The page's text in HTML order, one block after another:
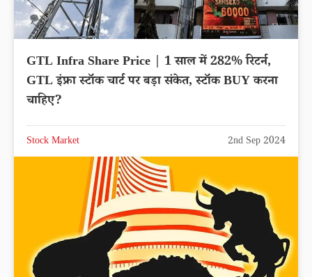
GTL Infra Share Price | 1 साल में 282% रिटर्न,
GTL इंफ्रा स्टॉक चार्ट पर बड़ा संकेत, स्टॉक BUY करना
चाहिए?
Stock Market 2nd Sep 2024